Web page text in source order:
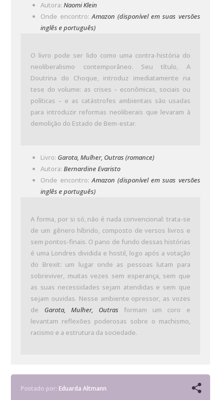
Autora:Naomi Klein
Onde encontro:Amazon (disponível em suas versões
inglês e português)
O livro pode ser lido como uma contra-história do
neoliberalismo contemporâneo. Seu título, A
Doutrina do Choque, introduz imediatamente na
tese do volume: as crises – econômicas, sociais ou
políticas – e as catástrofes ambientais são usadas
para introduzir reformas neoliberais que levaram à
demolição do Estado de Bem-estar.
Livro: Garota, Mulher, Outras (romance)
Autora:Bernardine Evaristo
Onde encontro:Amazon (disponível em suas versões
inglês e português)
A forma, por si só, não é nada convencional: trata-se
de um gênero híbrido, composto de versos livros e
sem pontos-finais. O pano de fundo dessas histórias
é uma Londres dividida e hostil, logo após a votação
do Brexit: um lugar onde as pessoas lutam para
sobreviver, muitas vezes sem esperança, sem que
as suas necessidades sejam atendidas e sem que
sejam ouvidas. Nesse ambiente opressor, as vozes
de Garota, Mulher, Outrasformam um coro e
levantam reflexões poderosas sobre o machismo,
racismo e a estrutura da sociedade.
Postado por:Eduarda Altmann